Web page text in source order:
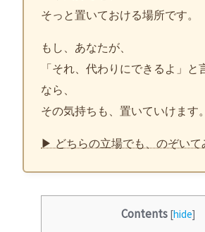
そっと置いておける場所です。
もし、あなたが、
「それ、代わりにできるよ」と
なら、
その気持ちも、置いていけます。
▶ どちらの立場でも、のぞいて
Contents [hide]